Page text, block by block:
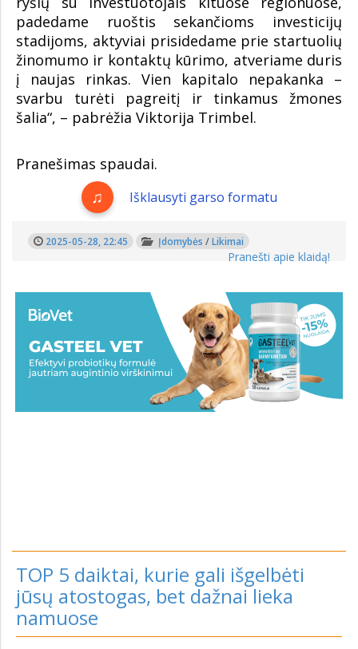
padedame ruoštis sekančioms investicijų
stadijoms, aktyviai prisidedame prie startuolių
žinomumo ir kontaktų kūrimo, atveriame duris
į naujas rinkas. Vien kapitalo nepakanka –
svarbu turėti pagreitį ir tinkamus žmones
šalia“, – pabrėžia Viktorija Trimbel.
Pranešimas spaudai.
Išklausyti garso formatu
2025-05-28, 22:45 Įdomybės /Likimai
Pranešti apie klaidą!
TOP 5 daiktai, kurie gali išgelbėti
jūsų atostogas, bet dažnai lieka
namuose